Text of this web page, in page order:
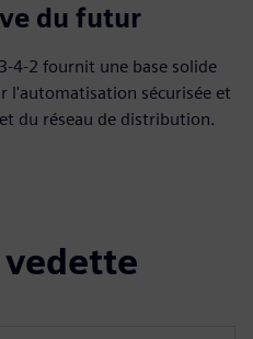
du futur
fournit une base solide
l'automatisation sécurisée et
du réseau de distribution.
vedette